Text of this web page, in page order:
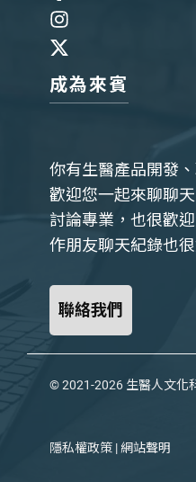
成為來賓
你有生醫產品開發
歡迎您一起來聊聊
討論專業，也很歡
作朋友聊天紀錄也
聯絡我們
© 2021-2026 生醫人文化
隱私權政策 | 網站聲明